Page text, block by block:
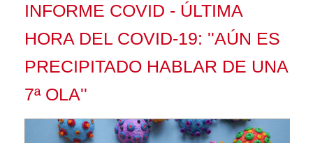
INFORME COVID - ÚLTIMA
HORA DEL COVID-19: ''AÚN ES
PRECIPITADO HABLAR DE UNA
7ª OLA''